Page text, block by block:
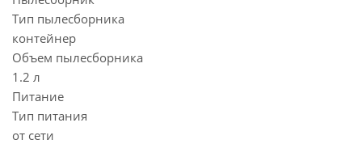
Тип пылесборника
контейнер
Объем пылесборника
1.2 л
Питание
Тип питания
от сети